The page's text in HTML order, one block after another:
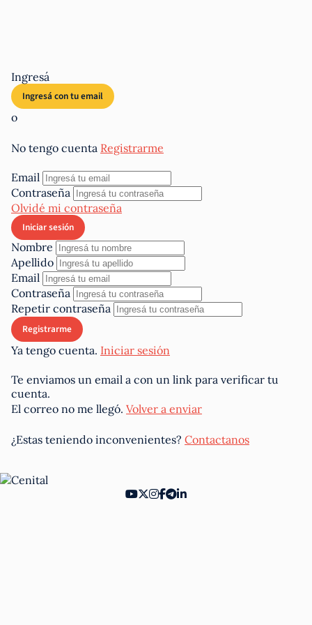
Ingresá
o
No tengo cuenta Registrarme
Email
Contraseña
Olvidé mi contraseña
Nombre
Apellido
Email
Contraseña
Repetir contraseña
Ya tengo cuenta. Iniciar sesión
Te enviamos un email a con un link para verificar tu
cuenta.
El correo no me llegó. Volver a enviar
¿Estas teniendo inconvenientes? Contactanos